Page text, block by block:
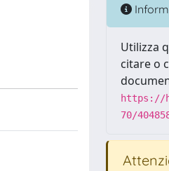
Utilizza
citare o
https://
70/